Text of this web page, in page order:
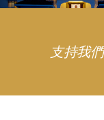
支持我們